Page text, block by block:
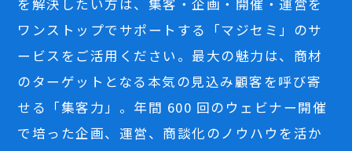
を解決したい方は、集客・企画・開催・運営を
ワンストップでサポートする「マジセミ」のサ
ービスをご活用ください。最大の魅力は、商材
のターゲットとなる本気の見込み顧客を呼び寄
せる「集客力」。年間 600 回のウェビナー開催
で培った企画、運営、商談化のノウハウを活か